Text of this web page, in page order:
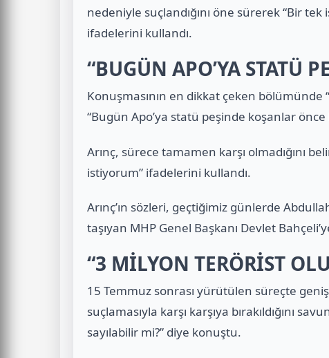
nedeniyle suçlandığını öne sürerek “Bir
ifadelerini kullandı.
“BUGÜN APO’YA STATÜ
Konuşmasının en dikkat çeken bölümünde
“Bugün Apo’ya statü peşinde koşanlar
Arınç, sürece tamamen karşı olmadığını
istiyorum” ifadelerini kullandı.
Arınç’ın sözleri, geçtiğimiz günlerde
taşıyan MHP Genel Başkanı Devlet
“3 MİLYON TERÖRİST
15 Temmuz sonrası yürütülen süreçte
suçlamasıyla karşı karşıya bırakıldığını
sayılabilir mi?” diye konuştu.